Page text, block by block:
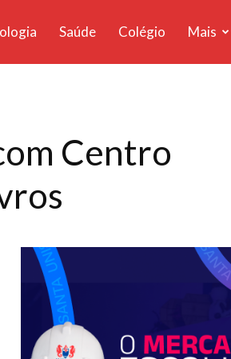
Saúde Colégio Mais
Centro